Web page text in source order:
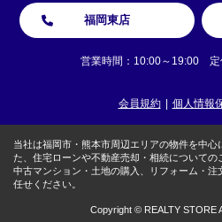
福岡東店
営業時間：10:00～19:00 定
会員規約 個人情報
当社は福岡市・熊本市周辺エリアの物件を中
た、住宅ローンや不動産売却・相続についての
中古マンション・土地の購入、リフォーム・
任せください。
Copyright © REALTY STORE